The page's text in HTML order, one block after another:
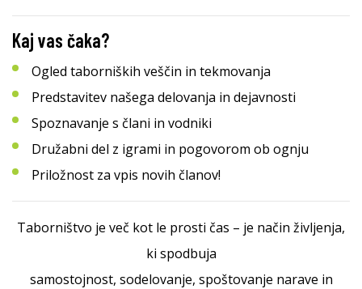
Kaj vas čaka?
Ogled taborniških veščin in tekmovanja
Predstavitev našega delovanja in dejavnosti
Spoznavanje s člani in vodniki
Družabni del z igrami in pogovorom ob ognju
Priložnost za vpis novih članov!
Taborništvo je več kot le prosti čas – je način življenja,
ki spodbuja
samostojnost, sodelovanje, spoštovanje narave in